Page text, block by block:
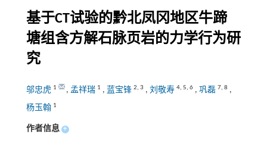
基于CT试验的黔北凤冈地区牛蹄
塘组含方解石脉页岩的力学行为研
究
邬忠虎 1 , 孟祥瑞 1 , 蓝宝锋 2, 3 , 刘敬寿 4, 5, 6, 巩磊 7, 8 ,
杨玉翰 1
作者信息 +